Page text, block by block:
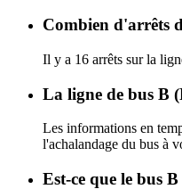
Combien d'arrêts
Il y a 16 arrêts sur la
La ligne de bus B
Les informations en
l'achalandage du bus à
Est-ce que le bus